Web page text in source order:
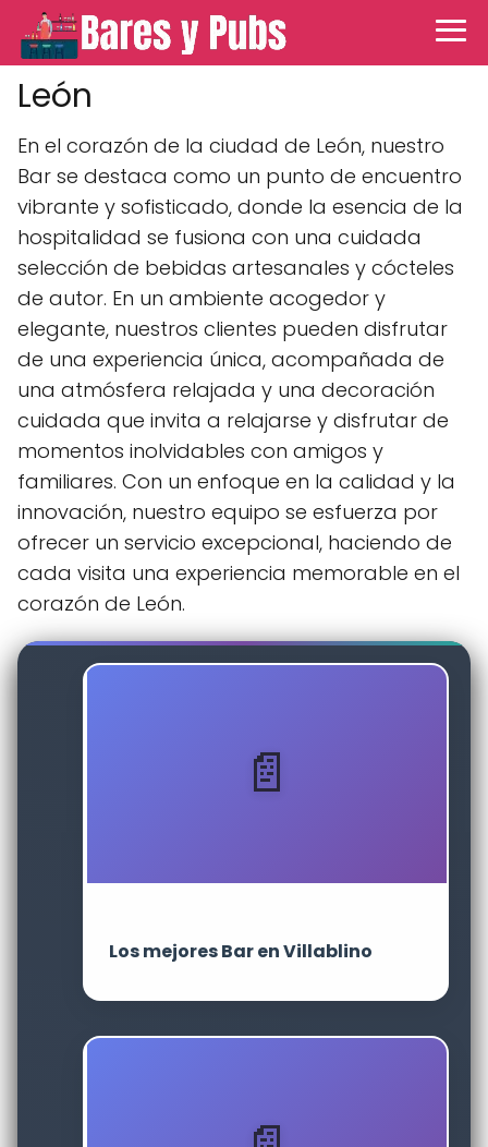
León
En el corazón de la ciudad de León, nuestro
Bar se destaca como un punto de encuentro
vibrante y sofisticado, donde la esencia de la
hospitalidad se fusiona con una cuidada
selección de bebidas artesanales y cócteles
de autor. En un ambiente acogedor y
elegante, nuestros clientes pueden disfrutar
de una experiencia única, acompañada de
una atmósfera relajada y una decoración
cuidada que invita a relajarse y disfrutar de
momentos inolvidables con amigos y
familiares. Con un enfoque en la calidad y la
innovación, nuestro equipo se esfuerza por
ofrecer un servicio excepcional, haciendo de
cada visita una experiencia memorable en el
corazón de León.
Los mejores Bar en Villablino